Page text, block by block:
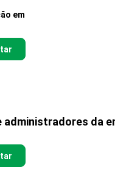
em
administradores da